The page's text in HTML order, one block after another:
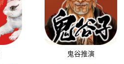
鬼谷推演